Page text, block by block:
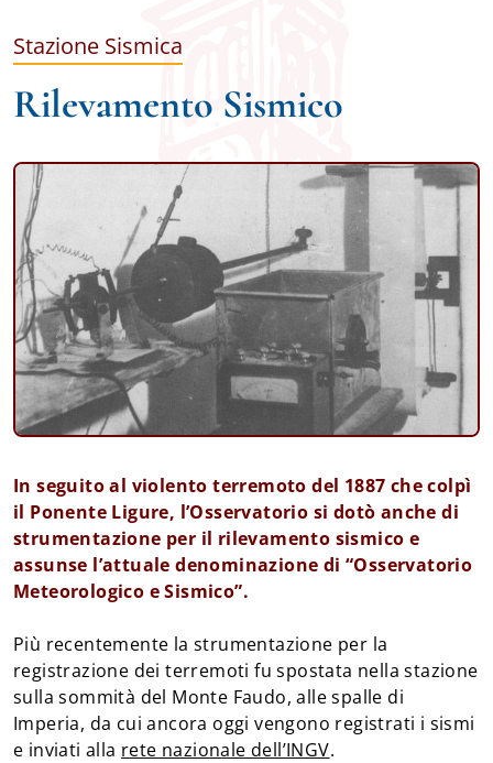
Stazione Sismica
Rilevamento Sismico
In seguito al violento terremoto del 1887 che colpì
il Ponente Ligure, l’Osservatorio si dotò anche di
strumentazione per il rilevamento sismico e
assunse l’attuale denominazione di “Osservatorio
Meteorologico e Sismico”.
Più recentemente la strumentazione per la
registrazione dei terremoti fu spostata nella stazione
sulla sommità del Monte Faudo, alle spalle di
Imperia, da cui ancora oggi vengono registrati i sismi
e inviati alla rete nazionale dell’INGV.